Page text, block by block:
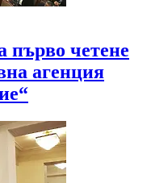
първо четене
агенция